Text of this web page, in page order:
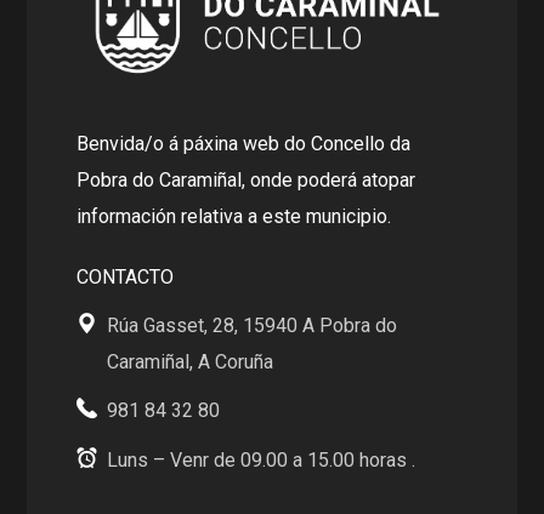
Benvida/o á páxina web do Concello da
Pobra do Caramiñal, onde poderá atopar
información relativa a este municipio.
CONTACTO
Rúa Gasset, 28, 15940 A Pobra do
Caramiñal, A Coruña
981 84 32 80
Luns – Venr de 09.00 a 15.00 horas .